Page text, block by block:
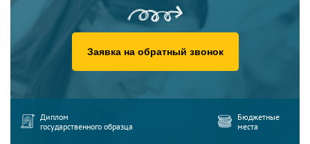
Заявка на обратный звонок
Диплом
государственного образца
Бюджетные
места